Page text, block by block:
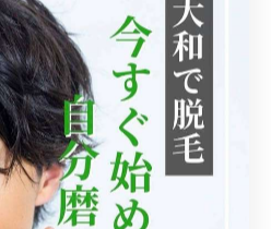
。実際、南区内のクリニック
グ時に自分の肌質や希望に
してくれる場合が多く、納得
。
新常識